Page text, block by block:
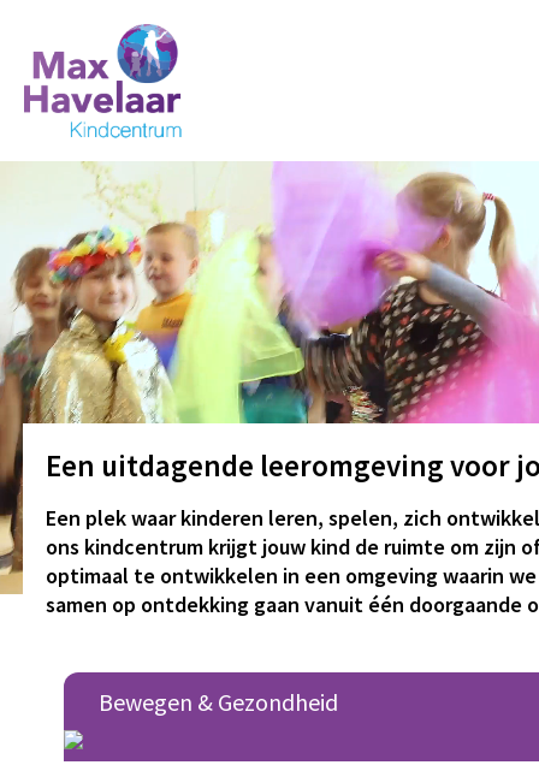
kleutergroep
Een uitdagende leeromgeving voor
Een plek waar kinderen leren, spelen, zich
ons kindcentrum krijgt jouw kind de ruimte om zijn
optimaal te ontwikkelen in een omgeving waarin
samen op ontdekking gaan vanuit één doorgaande
Bewegen & Gezondheid